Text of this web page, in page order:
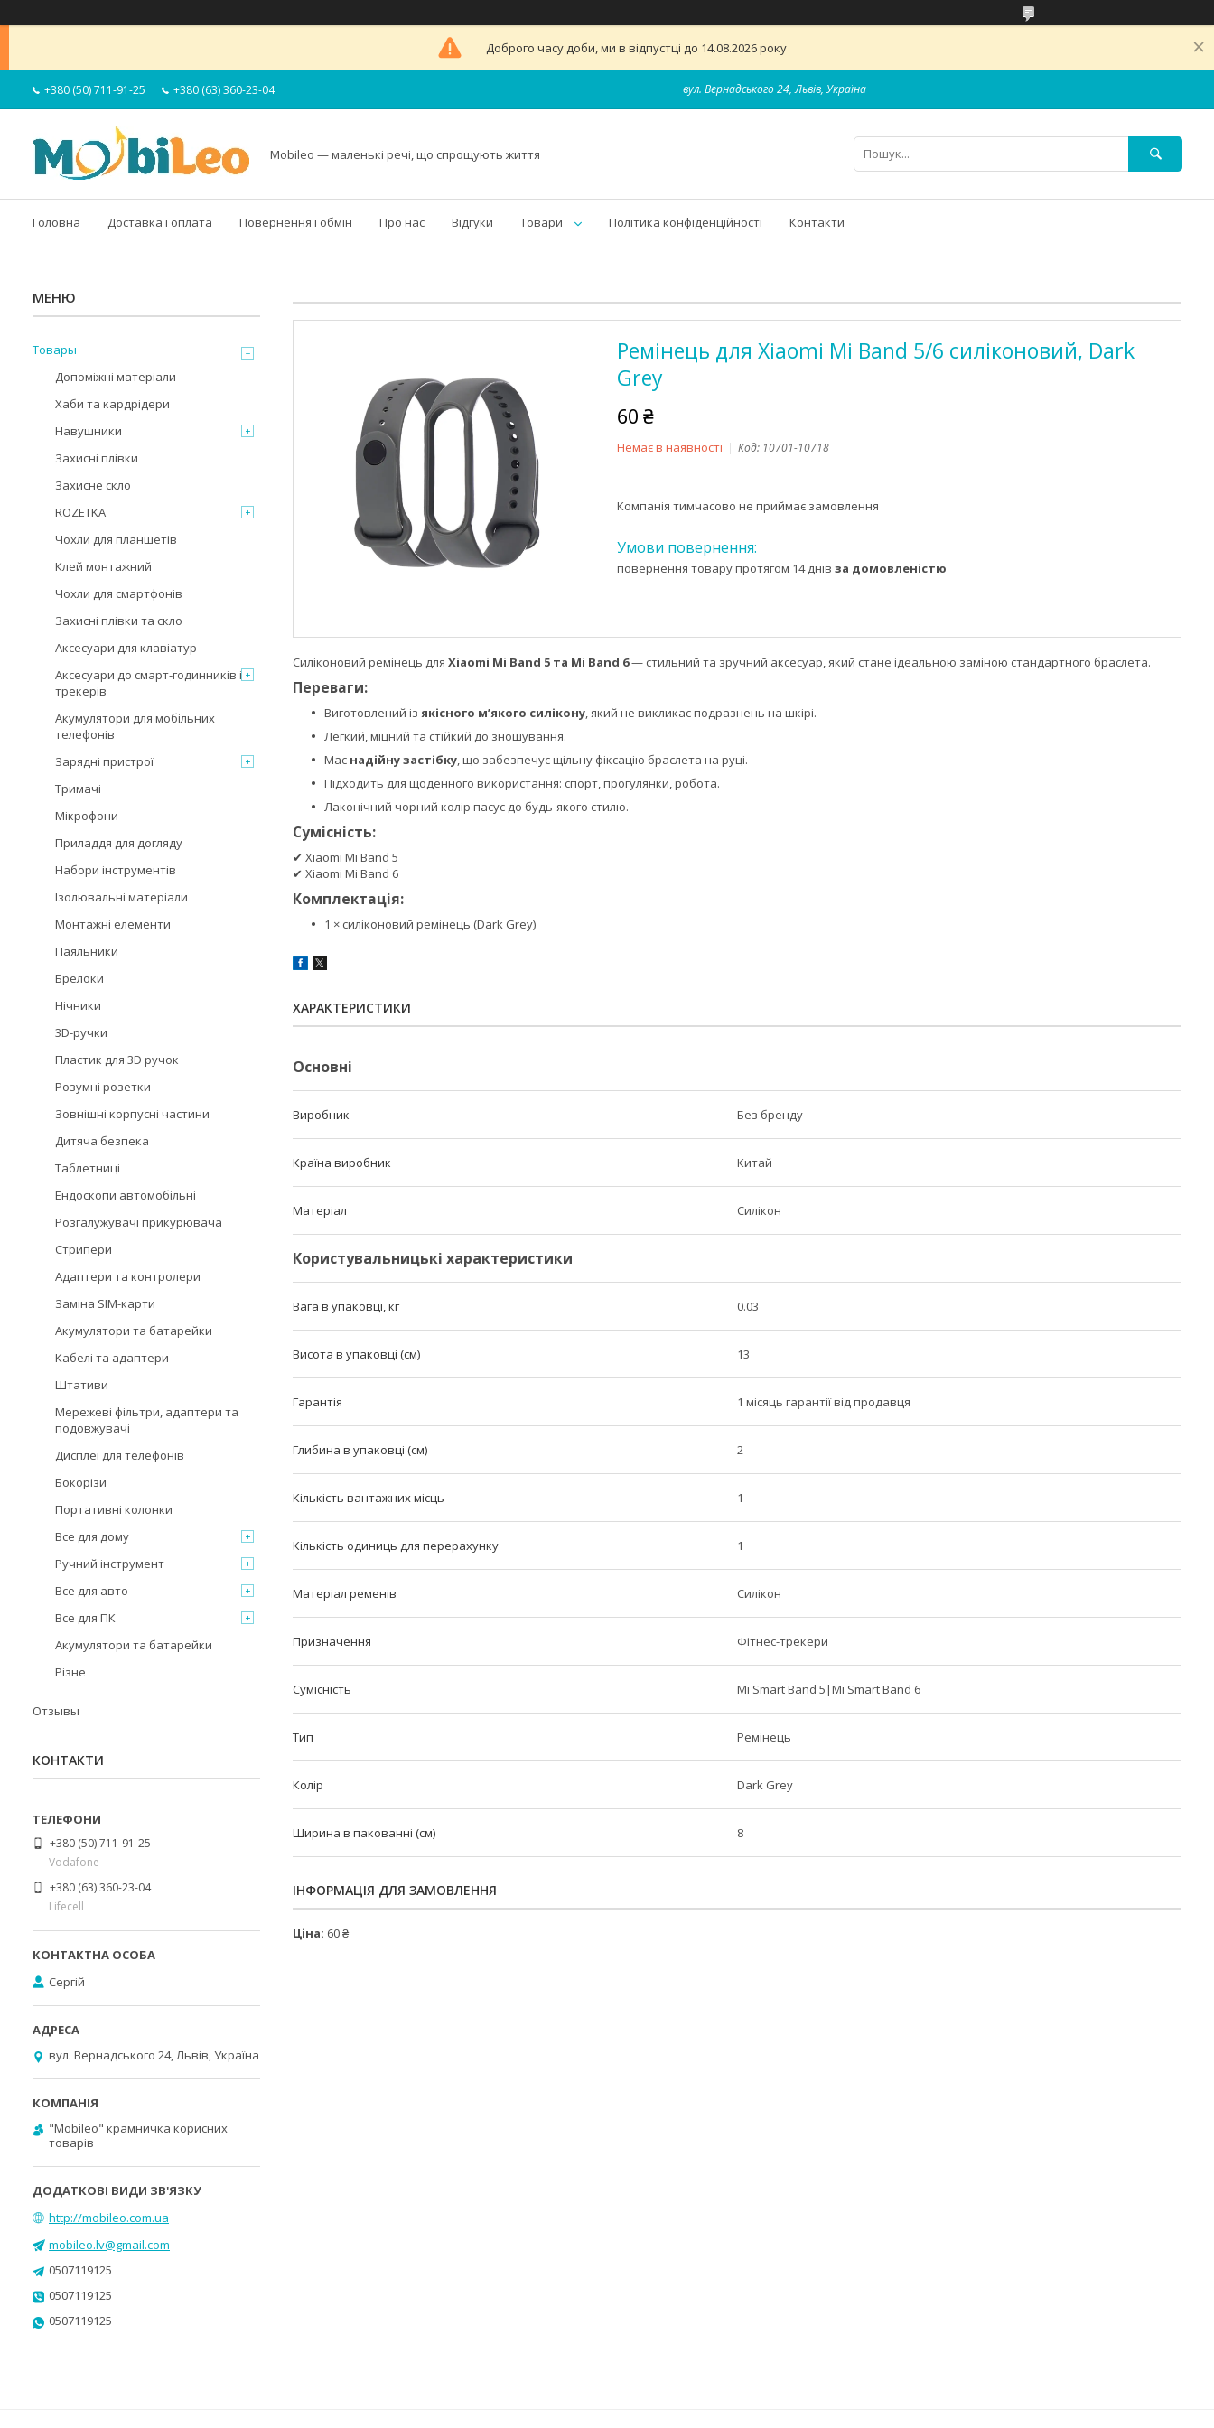
Доброго часу доби, ми в відпустці до 14.08.2026 року
+380 (50) 711-91-25 +380 (63) 360-23-04 вул. Вернадського 24, Львів, Україна
Mobileo — маленькі речі, що спрощують життя
Головна Доставка і оплата Повернення і обмін Про нас Відгуки Товари Політика конфіденційності Контакти
Ремінець для Xiaomi Mi Band 5/6 силіконовий, Dark
Grey
60 ₴
Немає в наявності Код: 10701-10718
Компанія тимчасово не приймає замовлення
повернення товару протягом 14 днів за домовленістю
Силіконовий ремінець для Xiaomi Mi Band 5 та Mi Band 6— стильний та зручний аксесуар, який стане ідеальною заміною стандартного браслета.
Переваги:
Виготовлений із якісного м’якого силікону, який не викликає подразнень на шкірі.
Легкий, міцний та стійкий до зношування.
Має надійну застібку, що забезпечує щільну фіксацію браслета на руці.
Підходить для щоденного використання: спорт, прогулянки, робота.
Лаконічний чорний колір пасує до будь-якого стилю.
Сумісність:
✔ Xiaomi Mi Band 5
✔ Xiaomi Mi Band 6
Комплектація:
1 × силіконовий ремінець (Dark Grey)
ХАРАКТЕРИСТИКИ
Основні
Виробник Без бренду
Країна виробник Китай
Матеріал Силікон
Користувальницькі характеристики
Вага в упаковці, кг 0.03
Висота в упаковці (см) 13
Гарантія 1 місяць гарантії від продавця
Глибина в упаковці (см) 2
Кількість вантажних місць 1
Кількість одиниць для перерахунку 1
Матеріал ременів Силікон
Призначення Фітнес-трекери
Сумісність Mi Smart Band 5|Mi Smart Band 6
Тип Ремінець
Колір Dark Grey
Ширина в пакованні (см) 8
ІНФОРМАЦІЯ ДЛЯ ЗАМОВЛЕННЯ
Ціна: 60 ₴
Товары
Допоміжні матеріали
Хаби та кардрідери
Навушники
Захисні плівки
Захисне скло
ROZETKA
Чохли для планшетів
Клей монтажний
Чохли для смартфонів
Захисні плівки та скло
Аксесуари для клавіатур
Аксесуари до смарт-годинників і
трекерів
Акумулятори для мобільних
телефонів
Зарядні пристрої
Тримачі
Мікрофони
Приладдя для догляду
Набори інструментів
Ізолювальні матеріали
Монтажні елементи
Паяльники
Брелоки
Нічники
3D-ручки
Пластик для 3D ручок
Розумні розетки
Зовнішні корпусні частини
Дитяча безпека
Таблетниці
Ендоскопи автомобільні
Розгалужувачі прикурювача
Стрипери
Адаптери та контролери
Заміна SIM-карти
Акумулятори та батарейки
Кабелі та адаптери
Штативи
Мережеві фільтри, адаптери та
подовжувачі
Дисплеї для телефонів
Бокорізи
Портативні колонки
Все для дому
Ручний інструмент
Все для авто
Все для ПК
Акумулятори та батарейки
Різне
Отзывы
КОНТАКТИ
+380 (50) 711-91-25
Vodafone
+380 (63) 360-23-04
Lifecell
Сергій
вул. Вернадського 24, Львів, Україна
"Mobileo" крамничка корисних
товарів
http://mobileo.com.ua
mobileo.lv@gmail.com
0507119125
0507119125
0507119125